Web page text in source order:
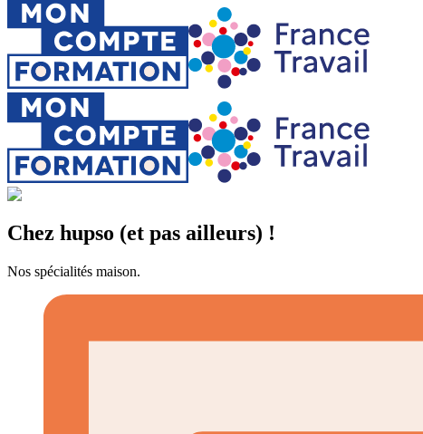
Chez hupso (et pas ailleurs) !
Nos spécialités maison.